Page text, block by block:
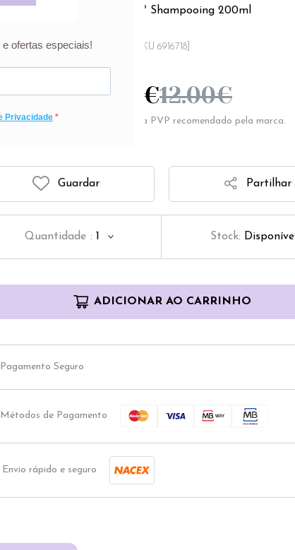
Uriage Bebe 1º Shampooing 200ml
[SKU 6916718]
11.09 €12.00€
Preço riscado representa PVP recomendado pela marca.
Guardar Partilhar
Quantidade : 1 Stock: Disponível
ADICIONAR AO CARRINHO
Pagamento Seguro
Métodos de Pagamento
Envio rápido e seguro